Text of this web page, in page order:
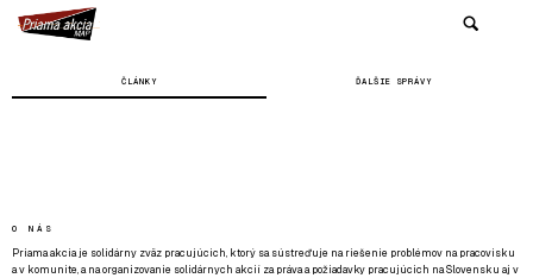
ČLÁNKY ĎALŠIE SPRÁVY
O NÁS
Priama akcia je solidárny zväz pracujúcich, ktorý sa sústreďuje na riešenie problémov na pracovisku
a v komunite, a na organizovanie solidárnych akcií za práva a požiadavky pracujúcich na Slovensku aj v